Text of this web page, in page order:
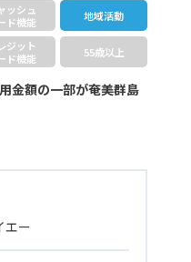
ッシュ
ド機能
地域活動
ジット
ド機能
55歳以上
金額の一部が奄美群島
エー